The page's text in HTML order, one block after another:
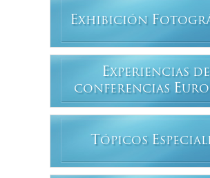
EXHIBICIÓN F
EXPERIENCIAS DE
CONFERENCIAS E
T ÓPICOS E